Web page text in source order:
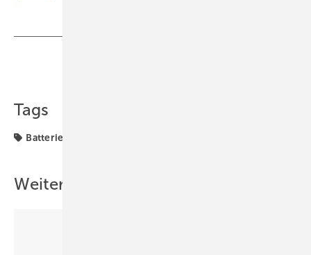
Tags
Batteriespeicher
Weitere Inhalte